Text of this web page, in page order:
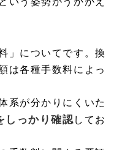
」についてです。換
は各種手数料によっ
系が分かりにくいた
しっかり確認してお